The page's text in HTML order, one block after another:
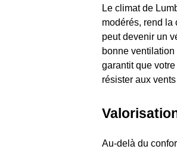
Le climat de
modérés, rend la
peut devenir un
bonne
garantit que
résister aux
Au-delà du